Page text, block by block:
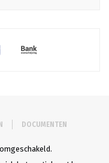
DOCUMENTEN